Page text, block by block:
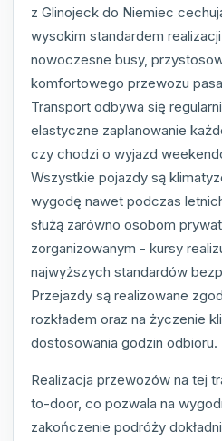
z Glinojeck do Niemiec
wysokim standardem
nowoczesne busy,
komfortowego przewozu
Transport odbywa się
elastyczne zaplanowanie
czy chodzi o wyjazd
Wszystkie pojazdy są
wygodę nawet podczas
służą zarówno osobom
zorganizowanym - kursy
najwyższych standardów
Przejazdy są realizowane
rozkładem oraz na życzenie
dostosowania godzin odbioru.
Realizacja przewozów na tej
to-door, co pozwala na
zakończenie podróży